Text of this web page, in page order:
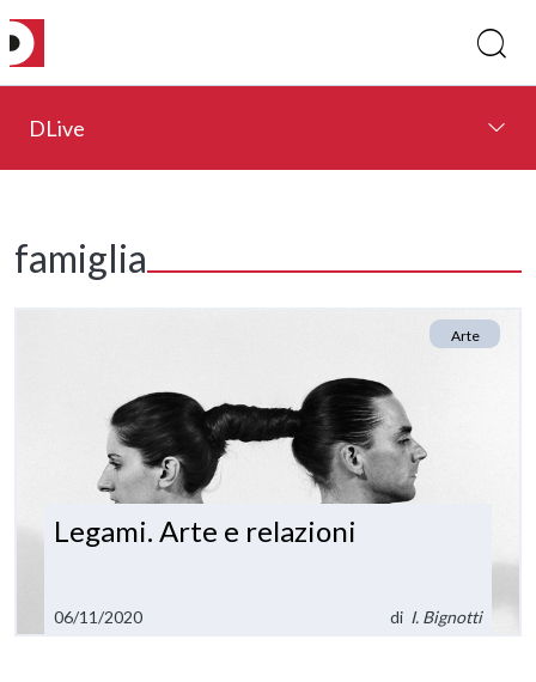
DLive
famiglia
Arte
Legami. Arte e relazioni
06/11/2020 di I. Bignotti